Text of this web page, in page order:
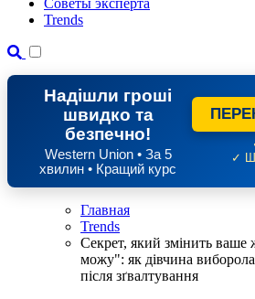
Советы эксперта
Trends
Надішли гроші
швидко та
безпечно!
Western Union • За 5
хвилин • Кращий курс
✓
Главная
Trends
Секрет, який змінить ваше
можу": як дівчина
після зґвалтування